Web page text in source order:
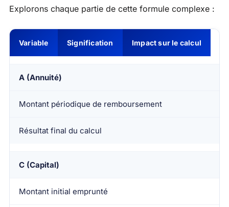
Explorons chaque partie de cette formule complexe :
Variable Signification Impact sur le calcul
A (Annuité)
Montant périodique de remboursement
Résultat final du calcul
C (Capital)
Montant initial emprunté